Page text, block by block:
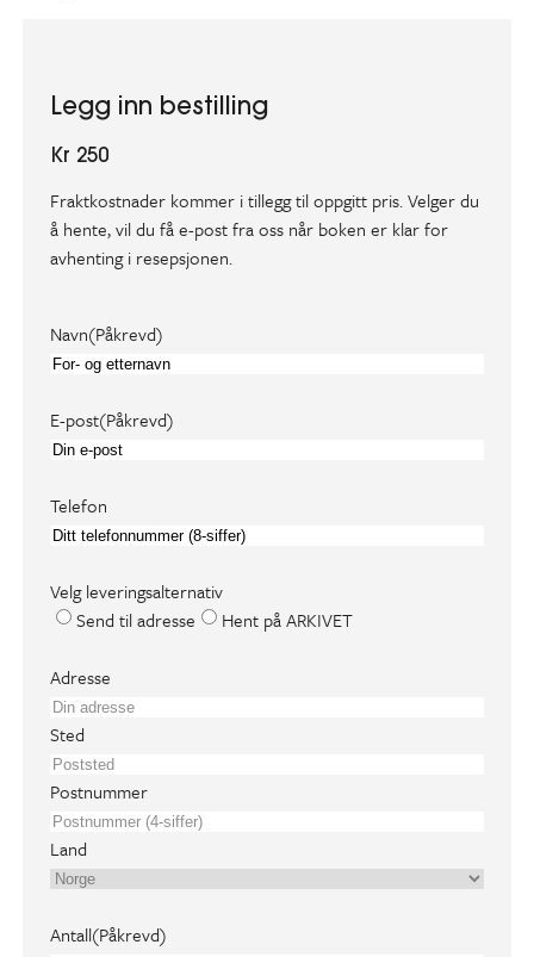
Legg inn bestilling
Kr 250
Fraktkostnader kommer i tillegg til oppgitt pris. Velger du
å hente, vil du få e-post fra oss når boken er klar for
avhenting i resepsjonen.
Navn(Påkrevd)
E-post(Påkrevd)
Telefon
Velg leveringsalternativ
Send til adresse
Hent på ARKIVET
A
d
r
e
s
s
e
å
Adresse
Sted
Postnummer
Land
Antall(Påkrevd)